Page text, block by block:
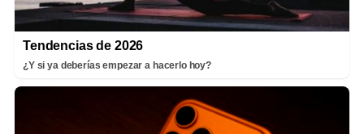
Tendencias de 2026
¿Y si ya deberías empezar a hacerlo hoy?